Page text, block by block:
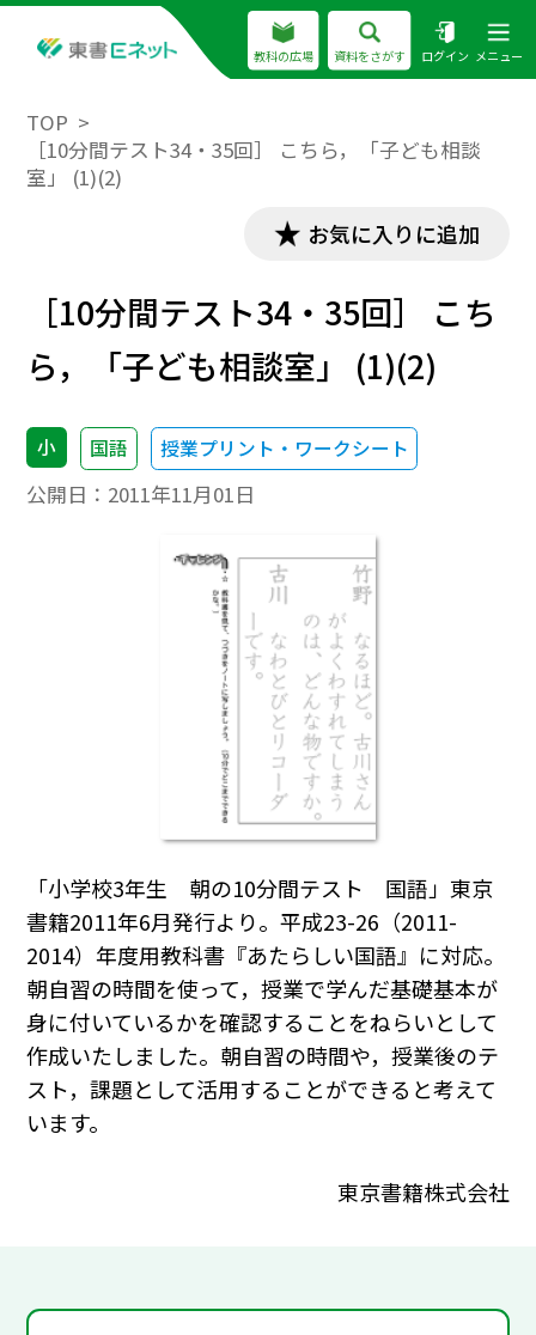
教科の広場 資料をさがす ログイン メニュー
TOP
［10分間テスト34・35回］ こちら，「子ども相談
室」 (1)(2)
お気に入りに追加
［10分間テスト34・35回］ こち
ら，「子ども相談室」 (1)(2)
小 国語 授業プリント・ワークシート
公開日： 2011年11月01日
「小学校3年生 朝の10分間テスト 国語」東京
書籍2011年6月発行より。平成23-26（2011-
2014）年度用教科書『あたらしい国語』に対応。
朝自習の時間を使って，授業で学んだ基礎基本が
身に付いているかを確認することをねらいとして
作成いたしました。朝自習の時間や，授業後のテ
スト，課題として活用することができると考えて
います。
東京書籍株式会社